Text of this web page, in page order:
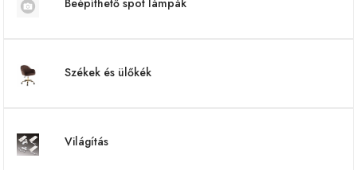
Beépíthető spot lámpák
Székek és ülőkék
Világítás